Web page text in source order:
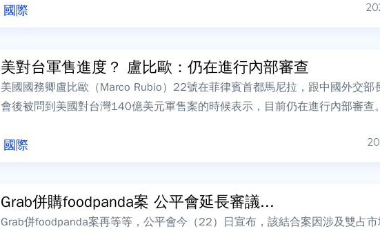
國際
國際
美對台軍售進度？ 盧比歐：仍在進行內部審查
美國國務卿盧比歐（Marco Rubio）22號在菲律賓首都馬尼拉，跟中國外交部
會後被問到美國對台灣140億美元軍售案的時候表示，目前仍在進行內部審查
Grab併購foodpanda案 公平會延長審議...
Grab併foodpanda案再等等，公平會今（22）日宣布，該結合案因涉及雙占